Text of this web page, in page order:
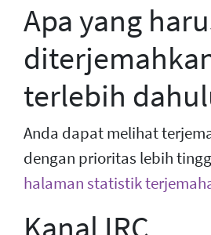
Apa yang
terlebih
Anda dapat melihat
dengan prioritas lebih
halaman statistik